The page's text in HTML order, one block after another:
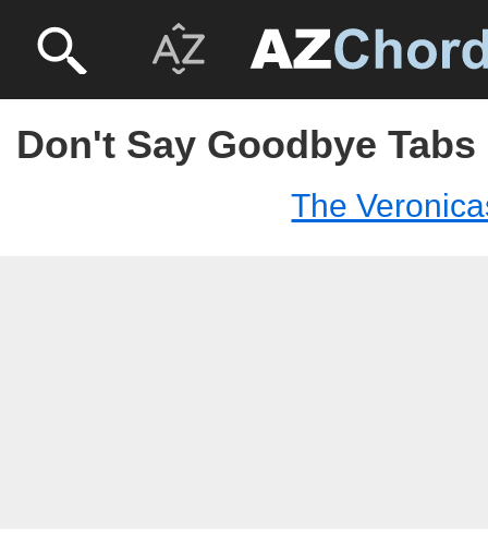
Don't Say Goodbye
The